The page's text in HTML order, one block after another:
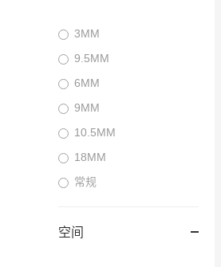
3MM
9.5MM
6MM
9MM
10.5MM
18MM
常规
空间